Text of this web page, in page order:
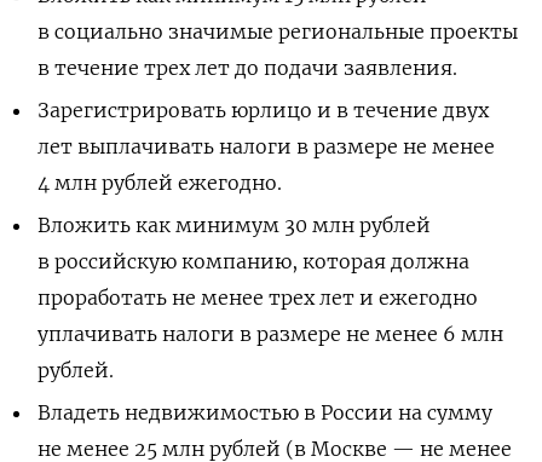
в социально значимые региональные проекты
в течение трех лет до подачи заявления.
Зарегистрировать юрлицо и в течение двух
лет выплачивать налоги в размере не менее
4 млн рублей ежегодно.
Вложить как минимум 30 млн рублей
в российскую компанию, которая должна
проработать не менее трех лет и ежегодно
уплачивать налоги в размере не менее 6 млн
рублей.
Владеть недвижимостью в России на сумму
не менее 25 млн рублей (в Москве — не менее